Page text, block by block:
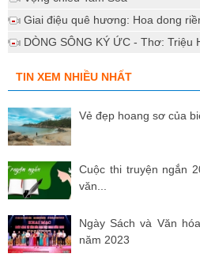
Giai điệu quê hương: Hoa dong
DÒNG SÔNG KÝ ỨC - Thơ: Triệu
TIN XEM NHIỀU NHẤT
Vẻ đẹp hoang sơ của
Cuộc thi truyện ngắn
văn...
Ngày Sách và Văn
năm 2023